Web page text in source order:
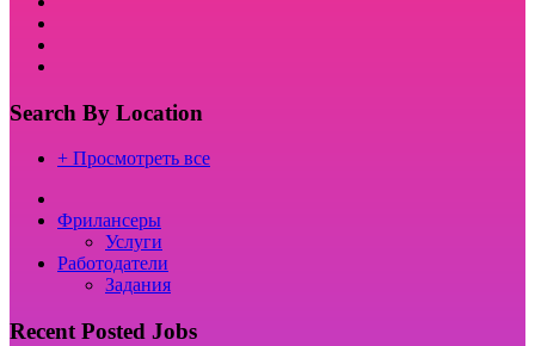
Search By Location
+ Просмотреть все
Фрилансеры
Услуги
Работодатели
Задания
Recent Posted Jobs